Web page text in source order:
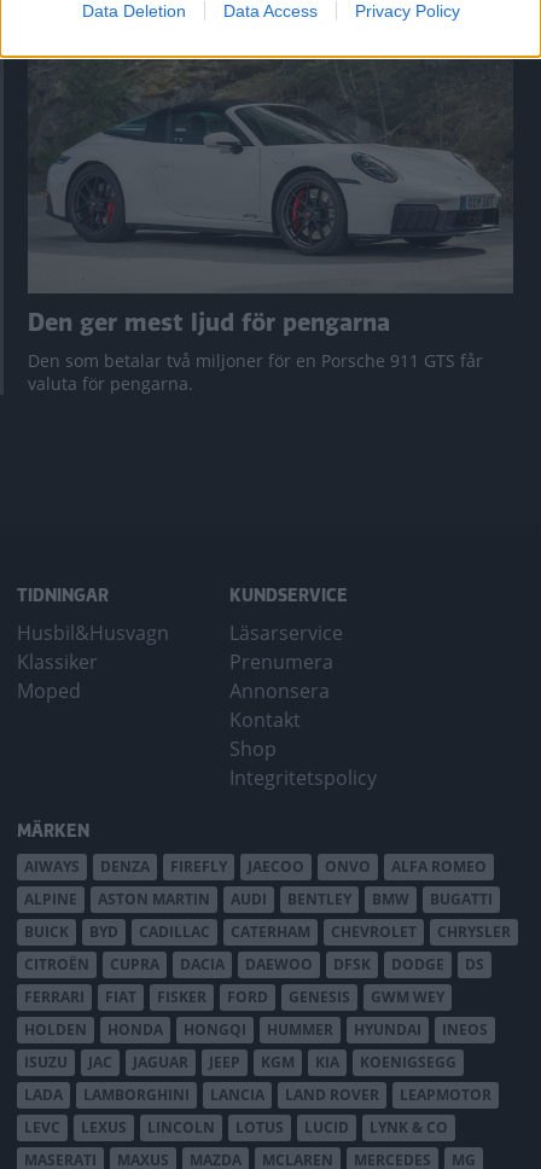
Data Deletion Data Access Privacy Policy
Den ger mest ljud för pengarna
Den som betalar två miljoner för en Porsche 911 GTS får
valuta för pengarna.
TIDNINGAR
Husbil&Husvagn
Klassiker
Moped
KUNDSERVICE
Läsarservice
Prenumera
Annonsera
Kontakt
Shop
Integritetspolicy
MÄRKEN
AIWAYS DENZA FIREFLY JAECOO ONVO
ALFA ROMEO
ALPINE
ASTON MARTIN AUDI BENTLEY BMW
BUGATTI
BUICK
BYD CADILLAC CATERHAM CHEVROLET
CHRYSLER
CITROËN
CUPRA DACIA DAEWOO DFSK DODGE
DS
FERRARI
FIAT FISKER FORD GENESIS
GWM WEY
HOLDEN
HONDA HONGQI HUMMER HYUNDAI
INEOS
ISUZU
JAC JAGUAR JEEP KGM KIA
KOENIGSEGG
LADA
LAMBORGHINI LANCIA LAND ROVER
LEAPMOTOR
LEVC
LEXUS LINCOLN LOTUS LUCID
LYNK & CO
MASERATI
MAXUS MAZDA MCLAREN MERCEDES MG